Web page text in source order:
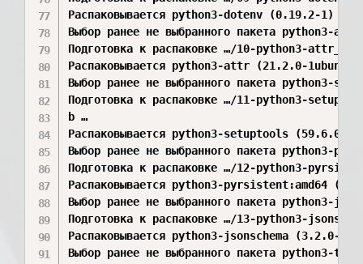
Распаковывается python3-dotenv (0.19.2-1) …
Выбор ранее не выбранного пакета python3-
Подготовка к распаковке …/10-python3-
Распаковывается python3-attr (21.2.0-
Выбор ранее не выбранного пакета python3-
Подготовка к распаковке …/11-python3-
b …
Распаковывается python3-setuptools (59.6.0-
Выбор ранее не выбранного пакета python3-
Подготовка к распаковке …/12-python3-
Распаковывается python3-pyrsistent:amd64
Выбор ранее не выбранного пакета python3-
Подготовка к распаковке …/13-python3-
Распаковывается python3-jsonschema (3.2.0-
Выбор ранее не выбранного пакета python3-